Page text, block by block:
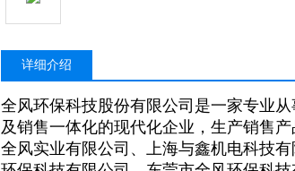
详细介绍
全风环保科技股份有限公司是一家专业
及销售一体化的现代化企业，生产销售
全风实业有限公司、上海与鑫机电科技